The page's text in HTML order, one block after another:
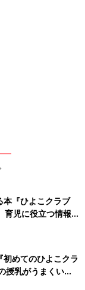
本『ひよこクラブ
児に役立つ情報が
めてのひよこクラ
授乳がうまくい
トラブル 解決テ